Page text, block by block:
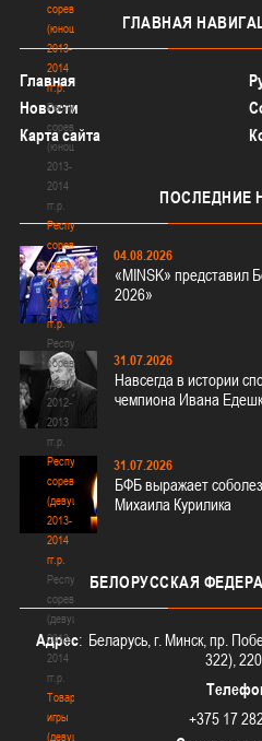
соревнования
(юноши)
2013-
2014
гг.р.
Республиканские
соревнования
(юноши)
2013-
2014
гг.р.
Республиканские
соревнования
(девушки)
2012-
2013
гг.р.
Республиканские
соревнования
(девушки)
2012-
2013
гг.р.
Республиканские
соревнования
(девушки)
2013-
2014
гг.р.
Республиканские
соревнования
(девушки)
2013-
2014
гг.р.
Товарищеские
игры
(девушки)
ГЛАВНАЯ
Главная
Новости
Карта сайта
ПОСЛЕДНИЕ
04.08.2026
«MINSK» представил
2026»
31.07.2026
Навсегда в истории
чемпиона Ивана
31.07.2026
БФБ выражает
Михаила Курилика
БЕЛОРУССКАЯ
Адрес: Беларусь, г. Минск, пр.
322),
+375 17